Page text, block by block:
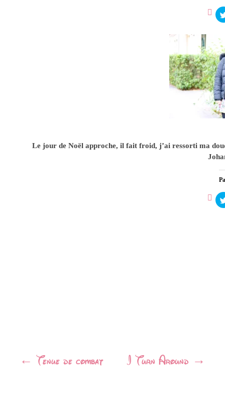
Le jour de Noël approche, il fait froid, j’ai ressorti ma
Navigation
← Tenue de combat I Turn Around →